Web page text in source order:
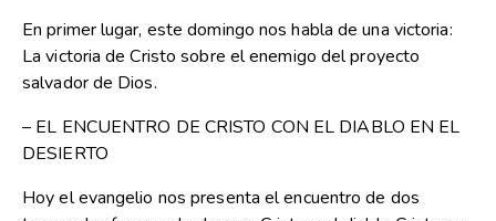
En primer lugar, este domingo nos habla de una victoria:
La victoria de Cristo sobre el enemigo del proyecto
salvador de Dios.
– EL ENCUENTRO DE CRISTO CON EL DIABLO EN EL
DESIERTO
Hoy el evangelio nos presenta el encuentro de dos